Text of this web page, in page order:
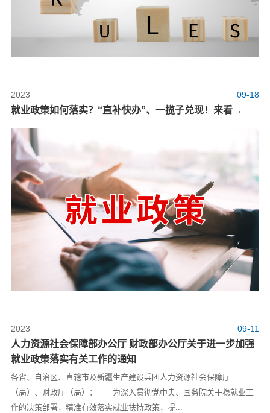
09-18
2023
就业政策如何落实？“直补快办”、一揽子兑现！来看→
09-11
2023
人力资源社会保障部办公厅 财政部办公厅关于进一步加强
就业政策落实有关工作的通知
各省、自治区、直辖市及新疆生产建设兵团人力资源社会保障厅
（局）、财政厅（局）： 为深入贯彻党中央、国务院关于稳就业工
作的决策部署，精准有效落实就业扶持政策，提...